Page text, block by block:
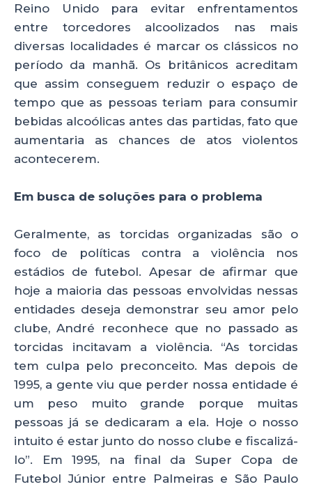
Reino Unido para evitar enfrentamentos
entre torcedores alcoolizados nas mais
diversas localidades é marcar os clássicos no
período da manhã. Os britânicos acreditam
que assim conseguem reduzir o espaço de
tempo que as pessoas teriam para consumir
bebidas alcoólicas antes das partidas, fato que
aumentaria as chances de atos violentos
acontecerem.
Em busca de soluções para o problema
Geralmente, as torcidas organizadas são o
foco de políticas contra a violência nos
estádios de futebol. Apesar de afirmar que
hoje a maioria das pessoas envolvidas nessas
entidades deseja demonstrar seu amor pelo
clube, André reconhece que no passado as
torcidas incitavam a violência. “As torcidas
tem culpa pelo preconceito. Mas depois de
1995, a gente viu que perder nossa entidade é
um peso muito grande porque muitas
pessoas já se dedicaram a ela. Hoje o nosso
intuito é estar junto do nosso clube e fiscalizá-
lo”. Em 1995, na final da Super Copa de
Futebol Júnior entre Palmeiras e São Paulo